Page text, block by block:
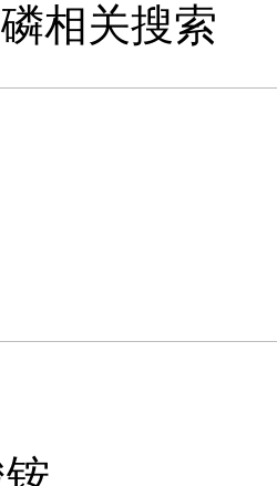
相关搜索